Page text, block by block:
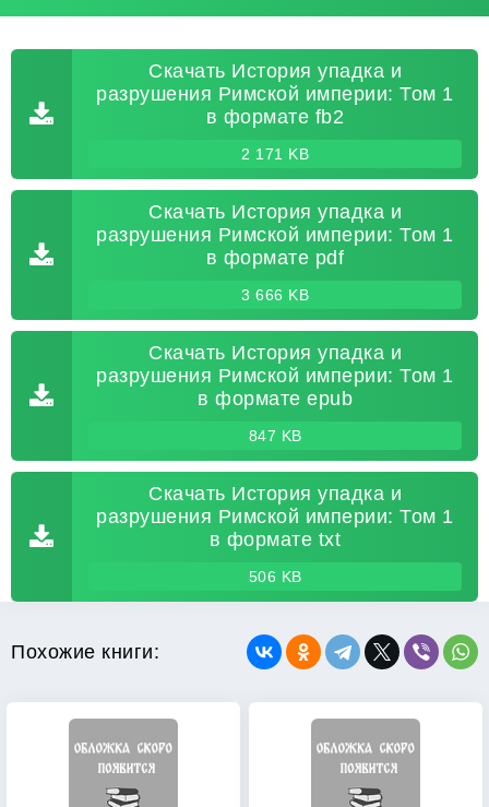
Скачать История упадка и
разрушения Римской империи: Том 1
в формате fb2
2 171 KB
Скачать История упадка и
разрушения Римской империи: Том 1
в формате pdf
3 666 KB
Скачать История упадка и
разрушения Римской империи: Том 1
в формате epub
847 KB
Скачать История упадка и
разрушения Римской империи: Том 1
в формате txt
506 KB
Похожие книги: